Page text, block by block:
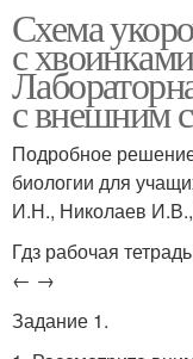
Схема
с
с внешним
Подробное
биологии для
И.Н., Николаев
Гдз рабочая
← →
Задание 1.